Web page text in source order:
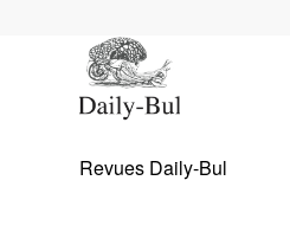
Revues Daily-Bul